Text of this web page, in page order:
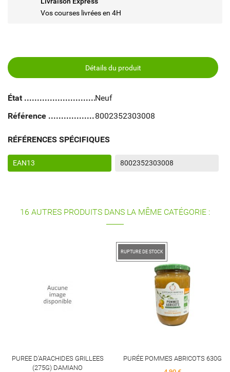
Vos courses livrées en 4H
Détails du produit
État
Neuf
Référence
8002352303008
RÉFÉRENCES SPÉCIFIQUES
EAN13 8002352303008
16 AUTRES PRODUITS DANS LA MÊME CATÉGORIE :
PUREE D'ARACHIDES GRILLEES
(275G) DAMIANO
RUPTURE DE STOCK
PURÉE POMMES ABRICOTS 630G